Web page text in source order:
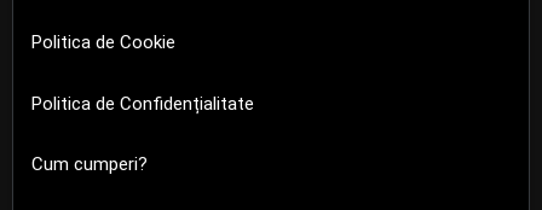
Politica de Cookie
Politica de Confidențialitate
Cum cumperi?